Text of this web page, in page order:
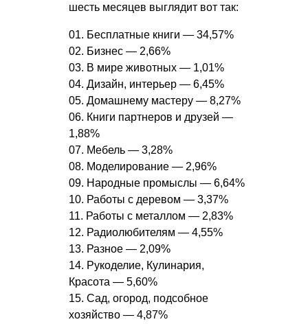
шесть месяцев выглядит вот так:
01. Бесплатные книги — 34,57%
02. Бизнес — 2,66%
03. В мире животных — 1,01%
04. Дизайн, интерьер — 6,45%
05. Домашнему мастеру — 8,27%
06. Книги партнеров и друзей —
1,88%
07. Мебель — 3,28%
08. Моделирование — 2,96%
09. Народные промыслы — 6,64%
10. Работы с деревом — 3,37%
11. Работы с металлом — 2,83%
12. Радиолюбителям — 4,55%
13. Разное — 2,09%
14. Рукоделие, Кулинария,
Красота — 5,60%
15. Сад, огород, подсобное
хозяйство — 4,87%